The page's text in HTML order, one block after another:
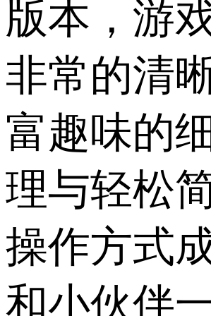
版本，游
非常的清
富趣味的
理与轻松
操作方式
和小伙伴